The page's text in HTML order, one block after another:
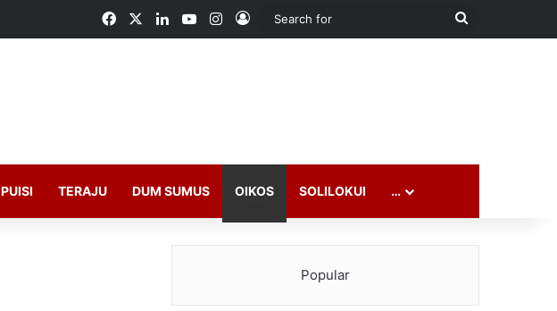
FacebookLinkedInYouTubeInstagram
Log In
Search
PUISI TERAJU DUM SUMUS OIKOS SOLILOKUI …
Popular